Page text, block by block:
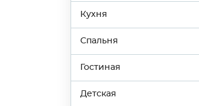
Кухня
Спальня
Гостиная
Детская